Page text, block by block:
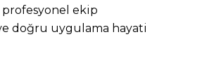
ekip
doğru uygulama hayati